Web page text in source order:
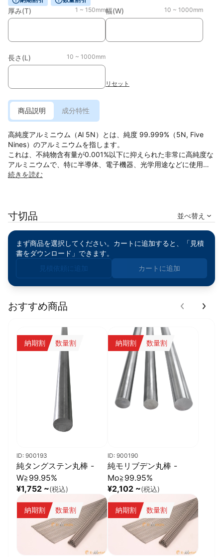
厚み(T) 1 ~ 150mm幅(W) 10 ~ 1000mm
長さ(L) 10 ~ 1000mm
リセット
商品説明 成分特性
高純度アルミニウム（Al 5N）とは、純度 99.999%（5N, Five
Nines）のアルミニウムを指します。
これは、不純物含有量が0.001%以下に抑えられた非常に高純度な
アルミニウムで、特に半導体、電子機器、光学用途などに使用さ
れます。
化学式：Al
純度：99.999%（5N）
密度：2.70 g/cm³
融点：660.3°C
電気伝導率：非常に高い
熱伝導率：高い熱伝導特性
不純物含有量：10ppm以下
-. 極めて高い電気・熱伝導性 → 電子部品や放熱材料として最適
-. 優れた耐食性 → 酸化しにくく、安定した性能を発揮
-. 高真空環境での使用可能 → 不純物が少なく、真空環境下でも影
1. 半導体・電子材料
a. スパッタリングターゲット（半導体製造プロセスでの薄膜形
b. 高性能電極材料
d. ICやLSIなどの半導体パッケージ
2. 光学・反射材料
a. 高反射ミラー（望遠鏡、レーザー機器、プロジェクター）
b. 精密光学機器のコーティング材料
3. 放熱・冷却用途
a. 高純度ヒートシンクや熱交換器
b. 高効率冷却デバイス
続きを読む
寸切品 並べ替え
まず商品を選択してください。カートに追加すると、「見積
書をダウンロード」できます。
見積依頼に追加
カートに追加
おすすめ商品
納期割 数量割
ID: 900193
純タングステン丸棒 -
W≧99.95%
¥1,752 ~(税込)
納期割 数量割
ID: 900190
純モリブデン丸棒 -
Mo≧99.95%
¥2,102 ~(税込)
納期割 数量割 納期割 数量割